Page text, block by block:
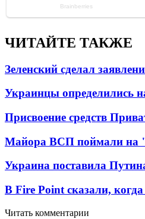
ЧИТАЙТЕ ТАКЖЕ
Зеленский сделал
Украинцы определились
Присвоение средств
Майора ВСП поймали на
Украина поставила
В Fire Point сказали,
Читать комментарии